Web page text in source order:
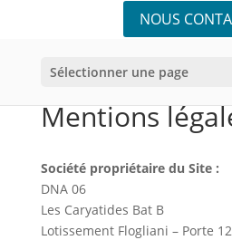
NOUS
Sélectionner une page
Mentions
Société propriétaire du Site :
DNA 06
Les Caryatides Bat B
Lotissement Flogliani – Porte 12